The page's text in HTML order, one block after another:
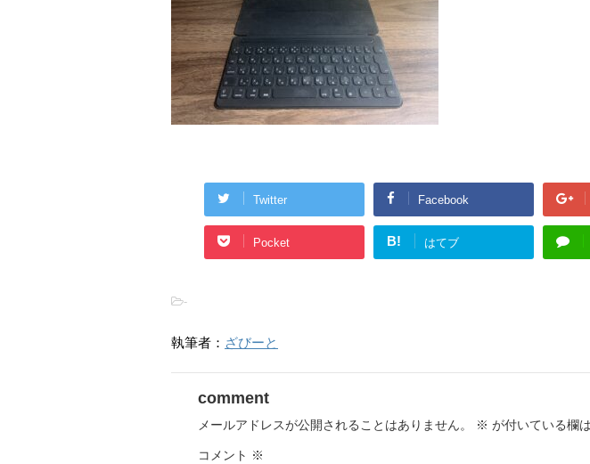
Twitter Facebook
Pocket B! はてブ
-
執筆者： ざびーと
comment
メールアドレスが公開されることはありません。 ※ が付いている欄
コメント ※